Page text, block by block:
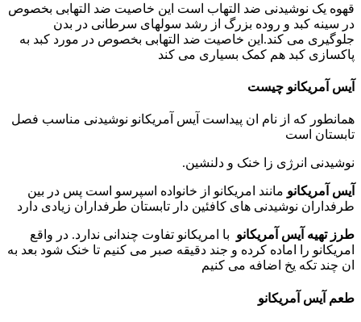
قهوه یک نوشیدنی ضد التهاب است این خاصیت ضد التهابی بخصوص
در سینه کبد و روده بزرگ از رشد سولهای سرطانی در بدن
جلوگیری می کند.این خاصیت ضد التهابی بخصوص در مورد کبد به
پاکسازی کبد هم کمک بسیاری می کند
آیس آمریکانو چیست
همانطور که از نام ان پیداست آیس آمریکانو نوشیدنی مناسب فصل
تابستان است
نوشیدنی انرژی زا خنک و دلنشین.
آیس آمریکانو مانند امریکانو از خانواده اسپرسو است پس در بین
طرفداران نوشیدنی های کافئین دار تابستان طرفداران زیادی دارد
طرز تهیه آیس آمریکانو با امریکانو تفاوت چندانی ندارد. در واقع
امریکانو را اماده کرده و جند دقیقه صبر می کنیم تا خنک شود بعد به
ان چند تکه یخ اضافه می کنیم
طعم آیس آمریکانو